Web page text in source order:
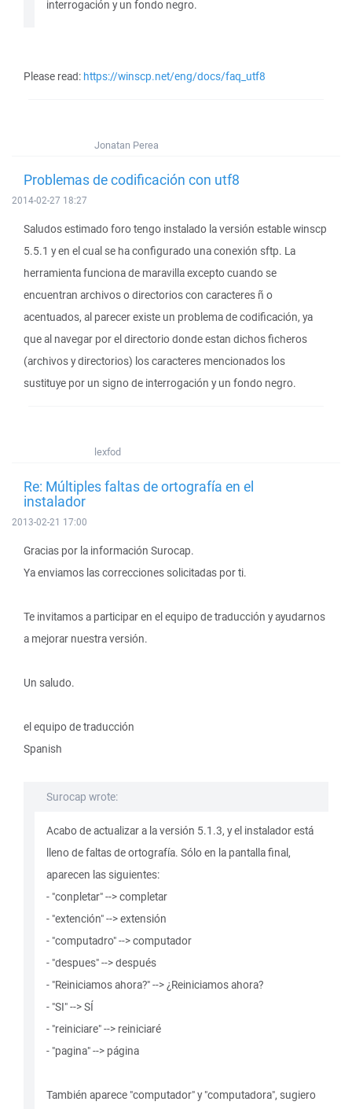
interrogación y un fondo negro.
Please read: https://winscp.net/eng/docs/faq_utf8
Jonatan Perea
Problemas de codificación con utf8
2014-02-27 18:27
Saludos estimado foro tengo instalado la versión estable winscp
5.5.1 y en el cual se ha configurado una conexión sftp. La
herramienta funciona de maravilla excepto cuando se
encuentran archivos o directorios con caracteres ñ o
acentuados, al parecer existe un problema de codificación, ya
que al navegar por el directorio donde estan dichos ficheros
(archivos y directorios) los caracteres mencionados los
sustituye por un signo de interrogación y un fondo negro.
lexfod
Re: Múltiples faltas de ortografía en el
instalador
2013-02-21 17:00
Gracias por la información Surocap.
Ya enviamos las correcciones solicitadas por ti.
Te invitamos a participar en el equipo de traducción y ayudarnos
a mejorar nuestra versión.
Un saludo.
el equipo de traducción
Spanish
Surocap wrote:
Acabo de actualizar a la versión 5.1.3, y el instalador está
lleno de faltas de ortografía. Sólo en la pantalla final,
aparecen las siguientes:
- "conpletar" --> completar
- "extención" --> extensión
- "computadro" --> computador
- "despues" --> después
- "Reiniciamos ahora?" --> ¿Reiniciamos ahora?
- "SI" --> SÍ
- "reiniciare" --> reiniciaré
- "pagina" --> página
También aparece "computador" y "computadora", sugiero